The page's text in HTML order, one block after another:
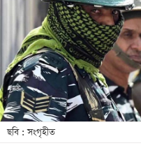
খেলা
বিনোদন
লাইফ
স্টাইল
শিক্ষা
তথ্যপ্রযুক্তি
ছবি : সংগৃহীত